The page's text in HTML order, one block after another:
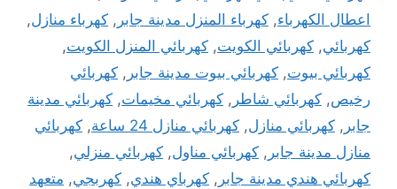
اعطال الكهرباء, كهرباء المنزل مدينة جابر , كهرباء منازل,
كهربائي, كهربائي الكويت, كهربائي المنزل الكويت,
كهربائي بيوت, كهربائي بيوت مدينة جابر , كهربائي
رخيص, كهربائي شاطر , كهربائي مخيمات, كهربائي مدينة
جابر , كهربائي منازل, كهربائي منازل 24 ساعة , كهربائي
منازل مدينة جابر , كهربائي مناول, كهربائي منزلي,
كهربائي هندي مدينة جابر , كهرباي هندي, كهربجي, متعهد